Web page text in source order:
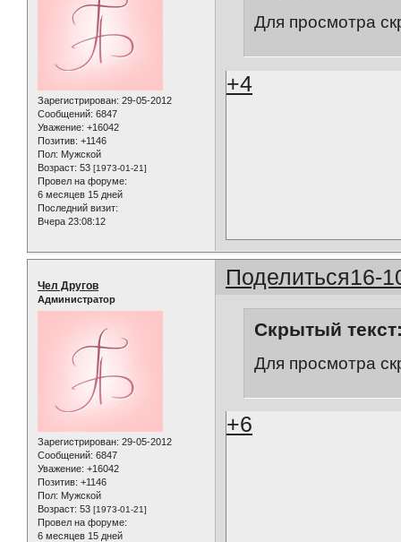
Зарегистрирован: 29-05-2012
Сообщений: 6847
Уважение: +16042
Позитив: +1146
Пол: Мужской
Возраст: 53 [1973-01-21]
Провел на форуме:
6 месяцев 15 дней
Последний визит:
Вчера 23:08:12
Для просмотра
+4
Поделиться16-
Чел Другов
Администратор
Зарегистрирован: 29-05-2012
Сообщений: 6847
Уважение: +16042
Позитив: +1146
Пол: Мужской
Возраст: 53 [1973-01-21]
Провел на форуме:
6 месяцев 15 дней
Скрытый
Для просмотра
+6